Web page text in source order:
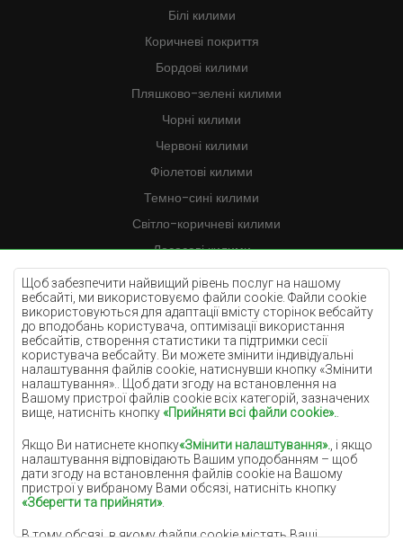
Щоб забезпечити найвищий рівень послуг на нашому
вебсайті, ми використовуємо файли cookie. Файли cookie
використовуються для адаптації вмісту сторінок вебсайту
до вподобань користувача, оптимізації використання
вебсайтів, створення статистики та підтримки сесії
користувача вебсайту. Ви можете змінити індивідуальні
налаштування файлів cookie, натиснувши кнопку «Змінити
налаштування».. Щоб дати згоду на встановлення на
Вашому пристрої файлів cookie всіх категорій, зазначених
вище, натисніть кнопку«Прийняти всі файли cookie».
Якщо Ви натиснете кнопку«Змінити налаштування». , і якщо
налаштування відповідають Вашим уподобанням – щоб
дати згоду на встановлення файлів cookie на Вашому
пристрої у вибраному Вами обсязі, натисніть кнопку
«Зберегти та прийняти».
В тому обсязі, в якому файли cookie містять Ваші
Білі килими
Коричневі покриття
Бордові килими
Пляшково-зелені килими
Чорні килими
Червоні килими
Фіолетові килими
Темно-сині килими
Світло-коричневі килими
Лососеві килими
Кремові килими
Бузкові килими
Жовті килими
М'ятні килими
Блакитні килими
Помаранчеві килими
Сірі покриття
Теракотові покриття
Зелені покриття
Золоті покриття